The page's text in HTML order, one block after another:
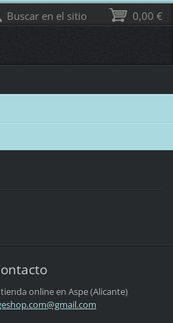
online en Aspe (Alicante)
.com@gmail.com
0,00 €
Buscar en el sitio